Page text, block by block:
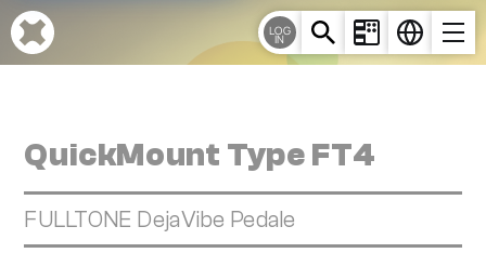
Cookie-Einstellungen
LOG
IN
QuickMount Type FT4
FULLTONE DejaVibe Pedale